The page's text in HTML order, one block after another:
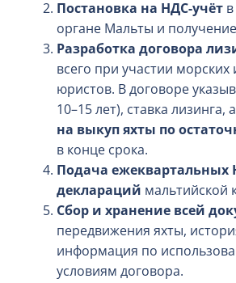
Постановка на НДС-учёт
органе Мальты и
Разработка договора
всего при участии морских
юристов. В договоре
10–15 лет), ставка лизинга,
на выкуп яхты по
в конце срока.
Подача ежеквартальных
деклараций мальтийской
Сбор и хранение всей
передвижения яхты,
информация по
условиям договора.